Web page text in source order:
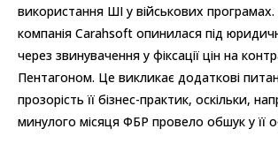
використання ШІ у військових програмах.
компанія Carahsoft опинилася під
через звинувачення у фіксації цін на
Пентагоном. Це викликає додаткові
прозорість її бізнес-практик, оскільки,
минулого місяця ФБР провело обшук у її